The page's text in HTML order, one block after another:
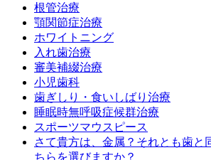
根管治療
顎関節症治療
ホワイトニング
入れ歯治療
審美補綴治療
小児歯科
歯ぎしり・食いしばり治療
睡眠時無呼吸症候群治療
スポーツマウスピース
さて貴方は、金属？それとも歯と
ちらを選びますか？